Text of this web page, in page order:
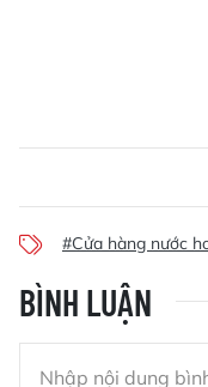
#Cửa hàng nước
BÌNH LUẬN